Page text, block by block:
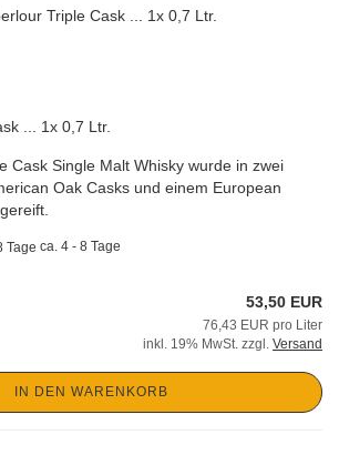
... 1x 0,7 Ltr.
Cask Single Malt Whisky wurde in zwei
Oak Casks und einem European
ca. 4 - 8 Tage
53,50 EUR
76,43 EUR pro Liter
inkl. 19% MwSt. zzgl. Versand
IN DEN WARENKORB